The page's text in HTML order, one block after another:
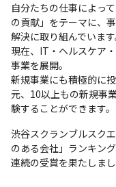
自分たちの仕事によっ
の貢献」をテーマに、
解決に取り組んでいます
現在、IT・ヘルスケア
事業を展開。
新規事業にも積極的に
元、10以上もの新規事
験することができます。
渋谷スクランブルスク
のある会社」ランキン
連続の受賞を果たしまし